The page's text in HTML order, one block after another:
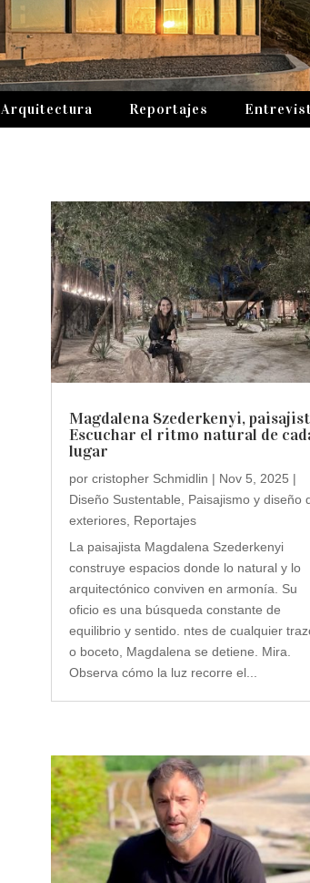
Arquitectura Reportajes
Magdalena Szederkenyi,
Escuchar el ritmo natural de
lugar
por cristopher Schmidlin | Nov 5, 2025 |
Diseño Sustentable
Paisajismo y diseño
exteriores, Reportajes
La paisajista Magdalena Szederkenyi
construye espacios donde lo natural y lo
arquitectónico conviven en armonía. Su
oficio es una búsqueda constante de
equilibrio y sentido. ntes de cualquier
o boceto, Magdalena se detiene. Mira.
Observa cómo la luz recorre el...